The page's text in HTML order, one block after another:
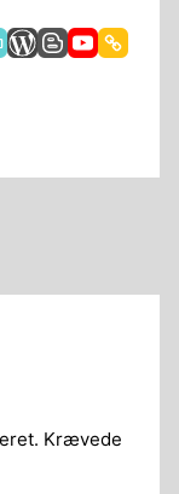
Krævede